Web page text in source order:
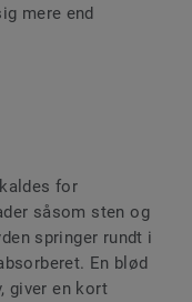
mere end
for
såsom sten og
springer rundt i
En blød
giver en kort